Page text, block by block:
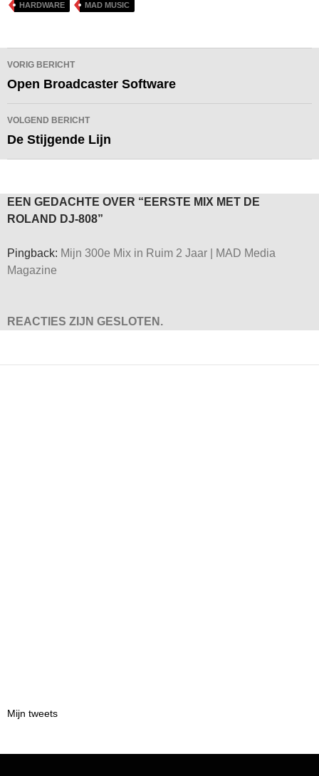
HARDWARE MAD MUSIC
Bericht
navigatie
VORIG BERICHT
Open Broadcaster Software
VOLGEND BERICHT
De Stijgende Lijn
EEN GEDACHTE OVER “EERSTE MIX MET DE
ROLAND DJ-808”
Pingback: Mijn 300e Mix in Ruim 2 Jaar | MAD Media
Magazine
REACTIES ZIJN GESLOTEN.
Mijn tweets